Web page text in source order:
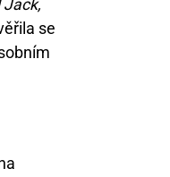
Jack,
se